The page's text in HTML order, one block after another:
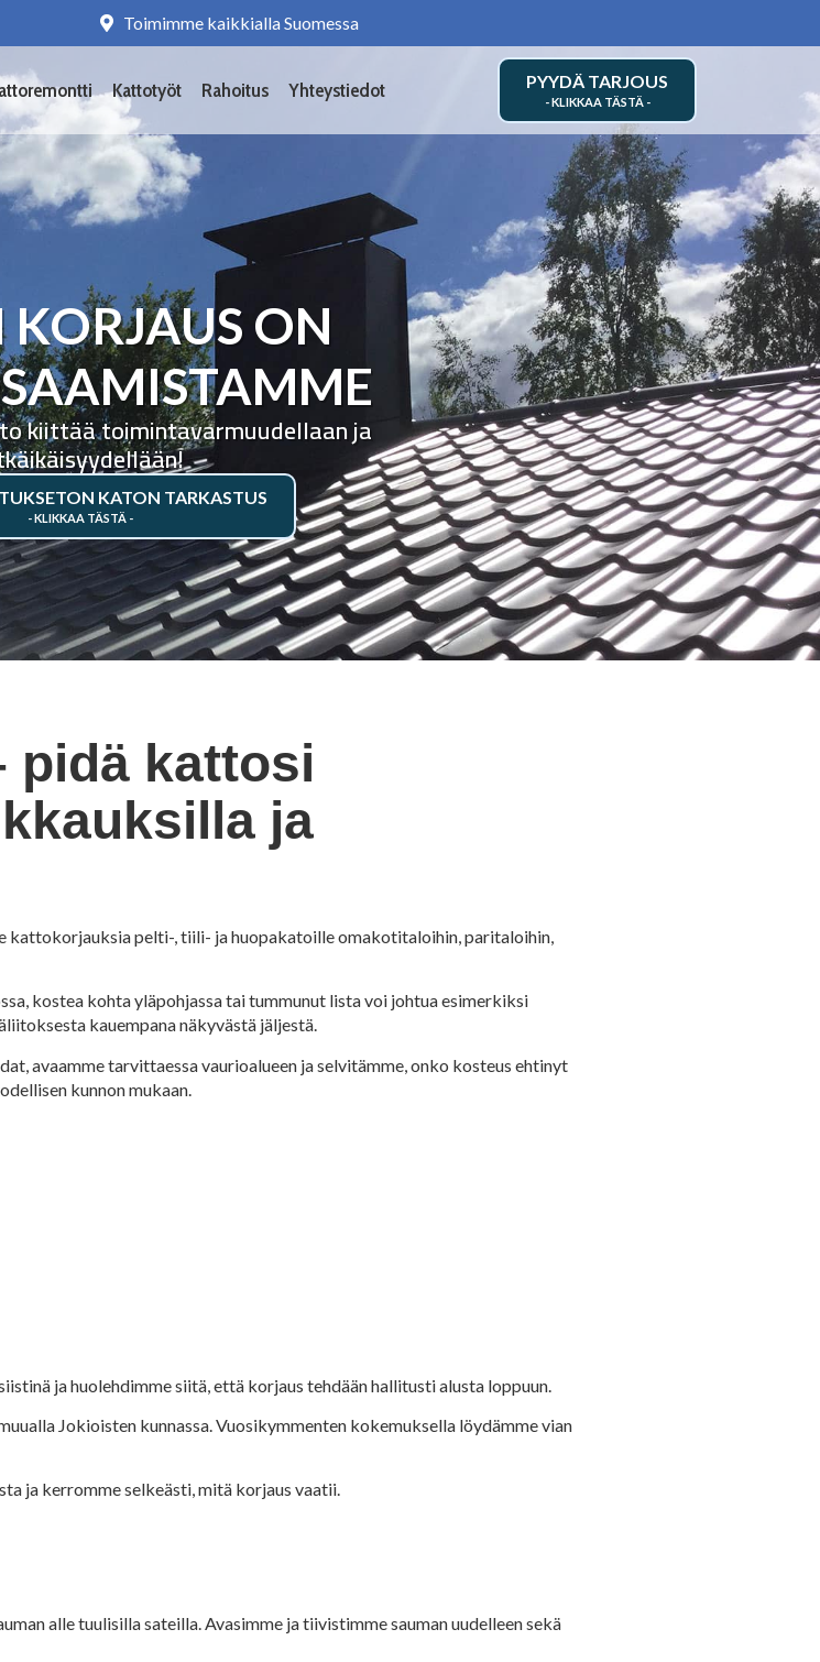
Toimimme kaikkialla Suomessa
Kattotyöt Rahoitus Yhteystiedot PYYDÄ TARJOUS
ON
kiittää toimintavarmuudellaan ja
KATON TARKASTUS
pidä kattosi
ja
kattokorjauksia pelti-, tiili- ja huopakatoille omakotitaloihin, paritaloihin,
kostea kohta yläpohjassa tai tummunut lista voi johtua esimerkiksi
kauempana näkyvästä jäljestä.
avaamme tarvittaessa vaurioalueen ja selvitämme, onko kosteus ehtinyt
kunnon mukaan.
ja huolehdimme siitä, että korjaus tehdään hallitusti alusta loppuun.
Jokioisten kunnassa. Vuosikymmenten kokemuksella löydämme vian
ja kerromme selkeästi, mitä korjaus vaatii.
alle tuulisilla sateilla. Avasimme ja tiivistimme sauman uudelleen sekä